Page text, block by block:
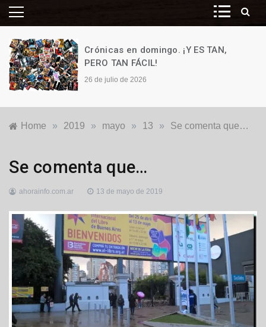
Crónicas en domingo. ¡Y ES TAN,
PERO TAN FÁCIL!
26 de julio de 2026
Home » 2019 » mayo » 13 » Se comenta que…
Destacadas
Locales
Se comenta que…
ahorainfo.com.ar 13 de mayo de 2019